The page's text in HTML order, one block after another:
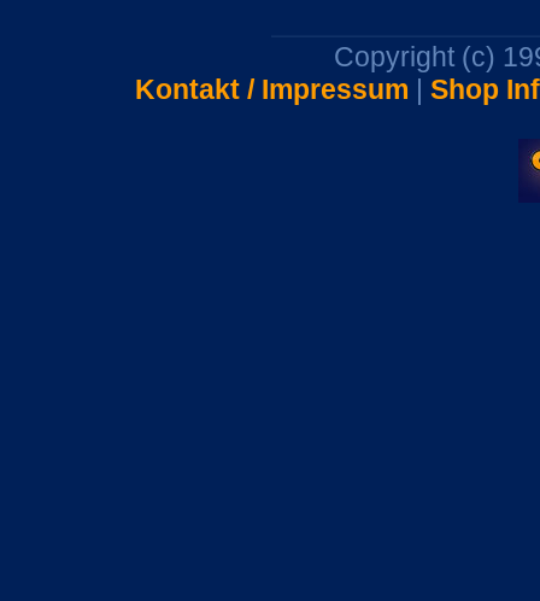
Copyright (c)
Kontakt / Impressum | Shop